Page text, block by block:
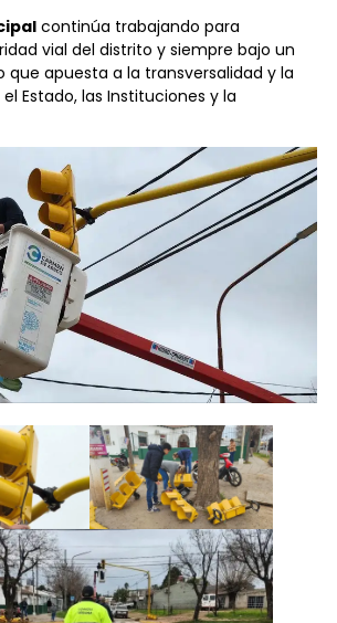
continúa trabajando para
vial del distrito y siempre bajo un
que apuesta a la transversalidad y la
Estado, las Instituciones y la